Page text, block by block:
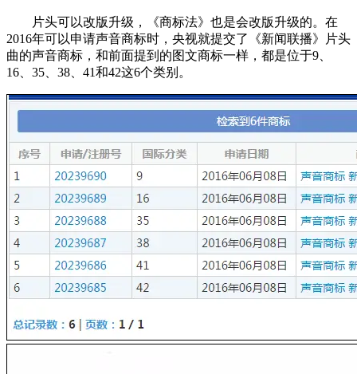
片头可以改版升级，《商标法》也是会改版升级的。在
2016年可以申请声音商标时，央视就提交了《新闻联播》片头
曲的声音商标，和前面提到的图文商标一样，都是位于9、
16、35、38、41和42这6个类别。